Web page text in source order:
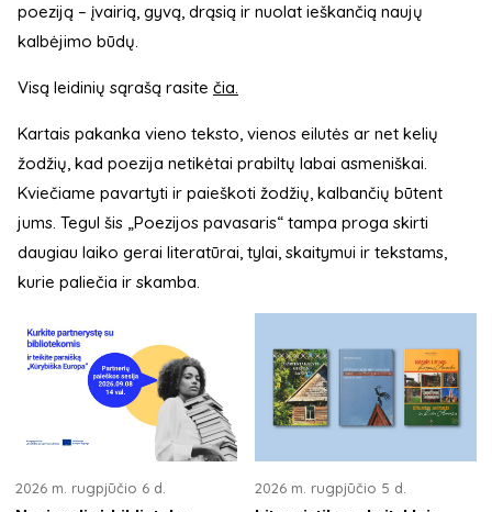
poeziją – įvairią, gyvą, drąsią ir nuolat ieškančią naujų
kalbėjimo būdų.
Visą leidinių sąrašą rasite čia.
Kartais pakanka vieno teksto, vienos eilutės ar net kelių
žodžių, kad poezija netikėtai prabiltų labai asmeniškai.
Kviečiame pavartyti ir paieškoti žodžių, kalbančių būtent
jums. Tegul šis „Poezijos pavasaris“ tampa proga skirti
daugiau laiko gerai literatūrai, tylai, skaitymui ir tekstams,
kurie paliečia ir skamba.
2026 m. rugpjūčio 6 d. 2026 m. rugpjūčio 5 d.